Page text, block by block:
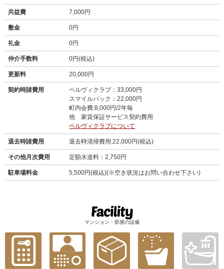
共益費 7,000円
敷金 0円
礼金 0円
仲介手数料 0円(税込)
更新料 20,000円
契約時諸費用
ベルヴィクラブ：33,000円
スマイルパック：22,000円
町内会費:8,000円/2年毎
他 家賃保証サービス契約費用
ベルヴィクラブについて
退去時諸費用 退去時清掃費用:22,000円(税込)
その他月次費用 定額水道料：2,750円
駐車場料金 5,500円(税込)(※空き状況はお問い合わせ下さい)
マンション・部屋の設備